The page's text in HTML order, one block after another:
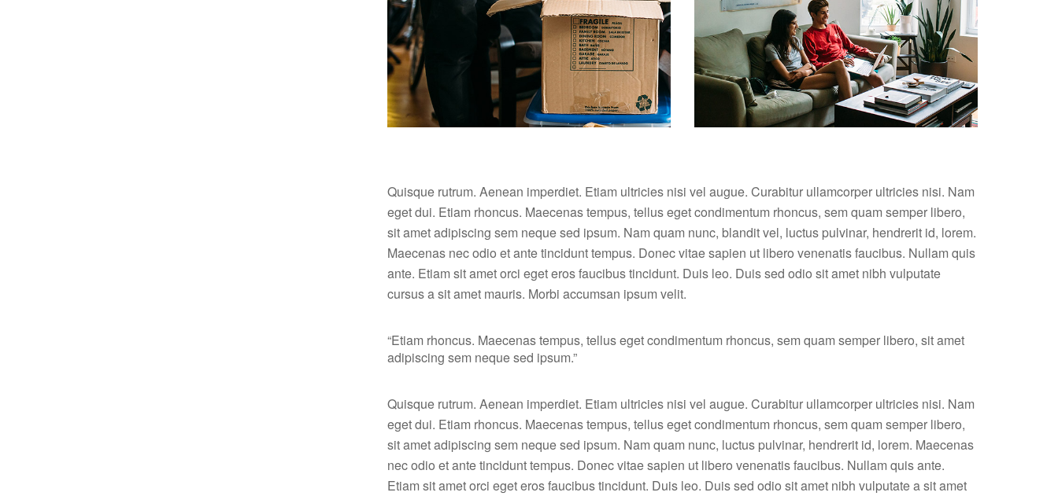
Quisque rutrum. Aenean imperdiet. Etiam ultricies nisi vel augue. Curabitur ullamcorper ultricies nisi. Nam
eget dui. Etiam rhoncus. Maecenas tempus, tellus eget condimentum rhoncus, sem quam semper libero,
sit amet adipiscing sem neque sed ipsum. Nam quam nunc, blandit vel, luctus pulvinar, hendrerit id, lorem.
Maecenas nec odio et ante tincidunt tempus. Donec vitae sapien ut libero venenatis faucibus. Nullam quis
ante. Etiam sit amet orci eget eros faucibus tincidunt. Duis leo. Duis sed odio sit amet nibh vulputate
cursus a sit amet mauris. Morbi accumsan ipsum velit.
“Etiam rhoncus. Maecenas tempus, tellus eget condimentum rhoncus, sem quam semper libero, sit amet
adipiscing sem neque sed ipsum.”
Quisque rutrum. Aenean imperdiet. Etiam ultricies nisi vel augue. Curabitur ullamcorper ultricies nisi. Nam
eget dui. Etiam rhoncus. Maecenas tempus, tellus eget condimentum rhoncus, sem quam semper libero,
sit amet adipiscing sem neque sed ipsum. Nam quam nunc, luctus pulvinar, hendrerit id, lorem. Maecenas
nec odio et ante tincidunt tempus. Donec vitae sapien ut libero venenatis faucibus. Nullam quis ante.
Etiam sit amet orci eget eros faucibus tincidunt. Duis leo. Duis sed odio sit amet nibh vulputate a sit amet